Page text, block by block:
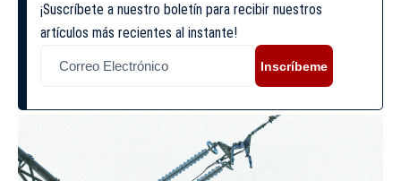
¡Suscríbete a nuestro boletín para recibir nuestros
artículos más recientes al instante!
Inscríbeme